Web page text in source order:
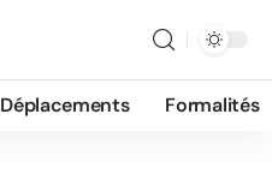
Déplacements Formalités